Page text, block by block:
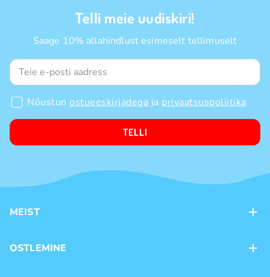
Telli meie uudiskiri!
Saage 10% allahindlust esimeselt tellimuselt
Nõustun ostueeskirjadega ja privaatsuspoliitika
TELLI
MEIST
Kauplused
OSTLEMINE